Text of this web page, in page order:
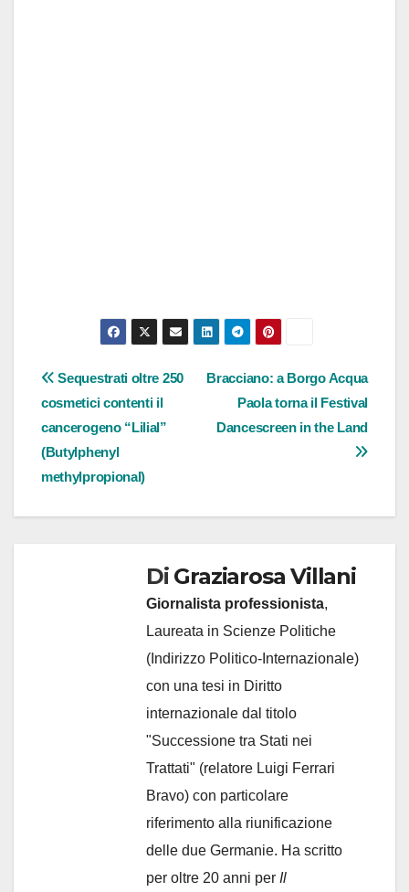
Navigazione
articoli
Bracciano: a Borgo Acqua
Paola torna il Festival
Dancescreen in the Land
Sequestrati oltre 250
cosmetici contenti il
cancerogeno “Lilial”
(Butylphenyl
methylpropional)
Di Graziarosa Villani
Giornalista professionista,
Laureata in Scienze Politiche
(Indirizzo Politico-Internazionale)
con una tesi in Diritto
internazionale dal titolo
"Successione tra Stati nei
Trattati" (relatore Luigi Ferrari
Bravo) con particolare
riferimento alla riunificazione
delle due Germanie. Ha scritto
per oltre 20 anni per Il